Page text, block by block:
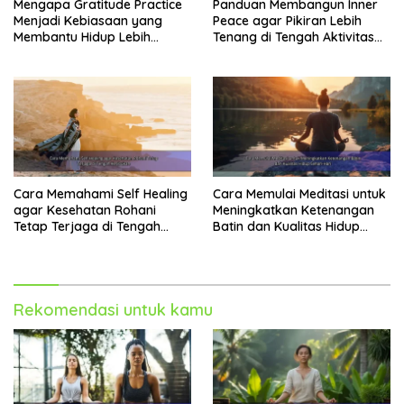
Rohani Remaja
Membangun kesehatan rohani remaja membutuhkan
kehidupan. Berikut beberapa strategi efektif yang
dapat diterapkan:
1. Meningkatkan Kesadaran Diri
Membantu remaja mengenali dan memahami emosi
mereka sendiri merupakan langkah pertama yang
krusial. Teknik mindfulness, seperti meditasi dan
pernapasan dalam, dapat membantu mereka
terhubung dengan perasaan mereka dan mengelola
2. Membangun Hubungan yang Sehat
Hubungan yang positif dan suportif dengan keluarga,
teman, dan komunitas merupakan faktor kunci dalam
kesehatan rohani. Dorong remaja untuk terlibat dalam
Mengapa Gratitude Practice
Menjadi Kebiasaan yang
Membantu Hidup Lebih
Panduan Membangun Inner
Peace agar Pikiran Lebih
Tenang di Tengah Aktivitas
Cara Memahami Self Healing
agar Kesehatan Rohani
Tetap Terjaga di Tengah
Cara Memulai Meditasi untuk
Meningkatkan Ketenangan
Batin dan Kualitas Hidup
Rekomendasi untuk kamu